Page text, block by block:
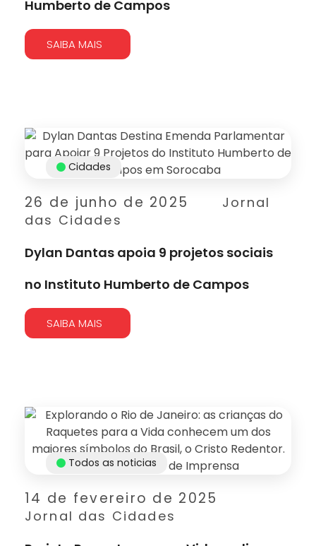
Humberto de Campos
SAIBA MAIS
26 de junho de 2025
Jornal
das Cidades
Cidades
Dylan Dantas apoia 9 projetos sociais
no Instituto Humberto de Campos
SAIBA MAIS
14 de fevereiro de 2025
Jornal das Cidades
Todos as noticias